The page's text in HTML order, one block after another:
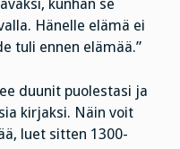
kunhan se
Hänelle elämä ei
tuli ennen elämää.”
duunit puolestasi ja
kirjaksi. Näin voit
luet sitten 1300-